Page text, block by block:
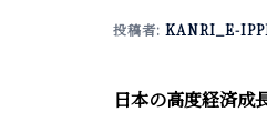
投稿者: KANRI_E-
日本の高度経済成